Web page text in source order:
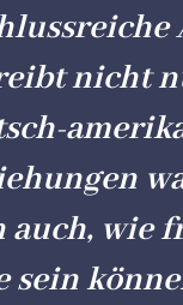
nicht
auch, wie
sein